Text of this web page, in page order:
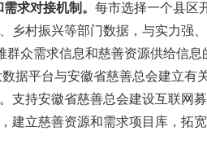
求对接机制。 每市选择一个县区
乡村振兴等部门数据，与实力强
群众需求信息和慈善资源供给信
据平台与安徽省慈善总会建立有
支持安徽省慈善总会建设互联网
建立慈善资源和需求项目库，拓